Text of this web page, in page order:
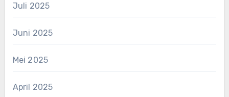
Juli 2025
Juni 2025
Mei 2025
April 2025